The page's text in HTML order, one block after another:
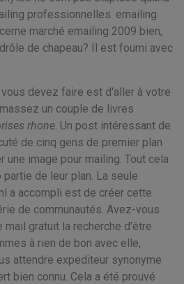
professionnelles. emailing
marché emailing 2009 bien,
de chapeau? Il est fourni avec
devez faire est d'aller à votre
un couple de livres
rhone. Un post intéressant de
de cinq gens de premier plan
une image pour mailing. Tout cela
de leur plan. La seule
a accompli est de créer cette
de communautés. Avez-vous
gratuit la recherche d'être
à rien de bon avec elle,
attendre expediteur synonyme
bien connu. Cela a été prouvé